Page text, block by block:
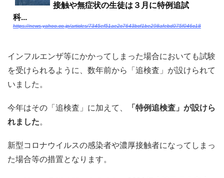
接触や無症状の生徒は３月に特例追試
科...
https://news.yahoo.co.jp/articles/7345ef51ae2c7643bcf1be298afebd075f046c18
インフルエンザ等にかかってしまった場合においても試験
を受けられるように、数年前から「追検査」が設けられて
いました。
今年はその「追検査」に加えて、
「特例追検査」が設けら
れました。
新型コロナウイルスの感染者や濃厚接触者になってしまっ
た場合等の措置となります。